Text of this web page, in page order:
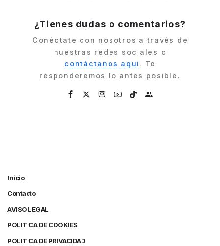
¿Tienes dudas o comentarios?
Conéctate con nosotros a través de
nuestras redes sociales o
contáctanos aquí. Te
responderemos lo antes posible.
Inicio
Contacto
AVISO LEGAL
POLITICA DE COOKIES
POLITICA DE PRIVACIDAD